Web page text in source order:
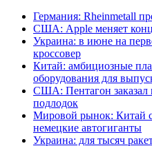
Германия: Rheinmetall
США: Apple меняет
Украина: в июне на
кроссовер
Китай: амбициозные
оборудования для
США: Пентагон заказал
подлодок
Мировой рынок: Китай
немецкие автогиганты
Украина: для тысяч